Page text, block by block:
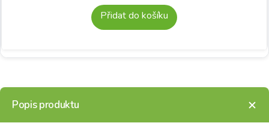
Přidat do košíku
Popis produktu